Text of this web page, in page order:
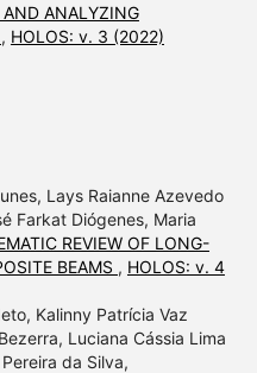
ANALYZING
, HOLOS: v. 3 (2022)
Lays Raianne Azevedo
Farkat Diógenes, Maria
REVIEW OF LONG-
BEAMS , HOLOS: v. 4
Kalinny Patrícia Vaz
Luciana Cássia Lima
da Silva,